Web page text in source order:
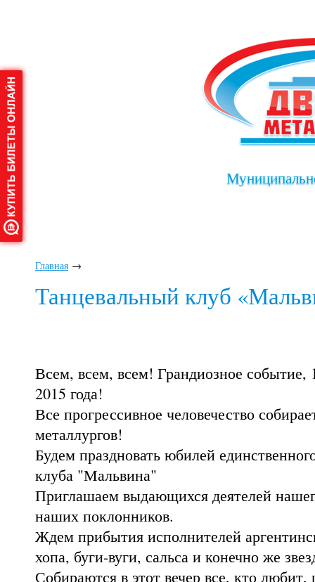
Главная →
Танцевальный клуб
Всем, всем, всем! Грандиозное событие,
2015 года!
Все прогрессивное человечество
металлургов!
Будем праздновать юбилей
клуба "Мальвина"
Приглашаем выдающихся деятелей
наших поклонников.
Ждем прибытия исполнителей
хопа, буги-вуги, сальса и конечно же
Собираются в этот вечер все, кто любит,